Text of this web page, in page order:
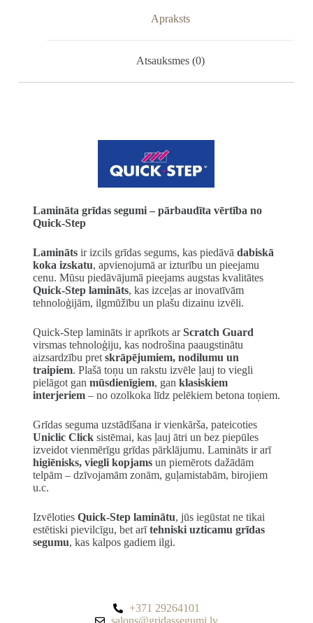
Apraksts
Atsauksmes (0)
Lamināta grīdas segumi – pārbaudīta vērtība no
Quick-Step
Laminātsir izcils grīdas segums, kas piedāvā dabiskā
koka izskatu, apvienojumā ar izturību un pieejamu
cenu. Mūsu piedāvājumā pieejams augstas kvalitātes
Quick-Step lamināts, kas izceļas ar inovatīvām
tehnoloģijām, ilgmūžību un plašu dizainu izvēli.
Quick-Step lamināts ir aprīkots arScratch Guard
virsmas tehnoloģiju, kas nodrošina paaugstinātu
aizsardzību pret skrāpējumiem, nodilumu un
traipiem. Plašā toņu un rakstu izvēle ļauj to viegli
pielāgot gan mūsdienīgiem, gan klasiskiem
interjeriem– no ozolkoka līdz pelēkiem betona toņiem.
Grīdas seguma uzstādīšana ir vienkārša, pateicoties
Uniclic Clicksistēmai, kas ļauj ātri un bez piepūles
izveidot vienmērīgu grīdas pārklājumu. Lamināts ir arī
higiēnisks, viegli kopjamsun piemērots dažādām
telpām – dzīvojamām zonām, guļamistabām, birojiem
u.c.
Izvēloties Quick-Step laminātu, jūs iegūstat ne tikai
estētiski pievilcīgu, bet arītehniski uzticamu grīdas
segumu, kas kalpos gadiem ilgi.
+371 29264101
salons@gridassegumi.lv